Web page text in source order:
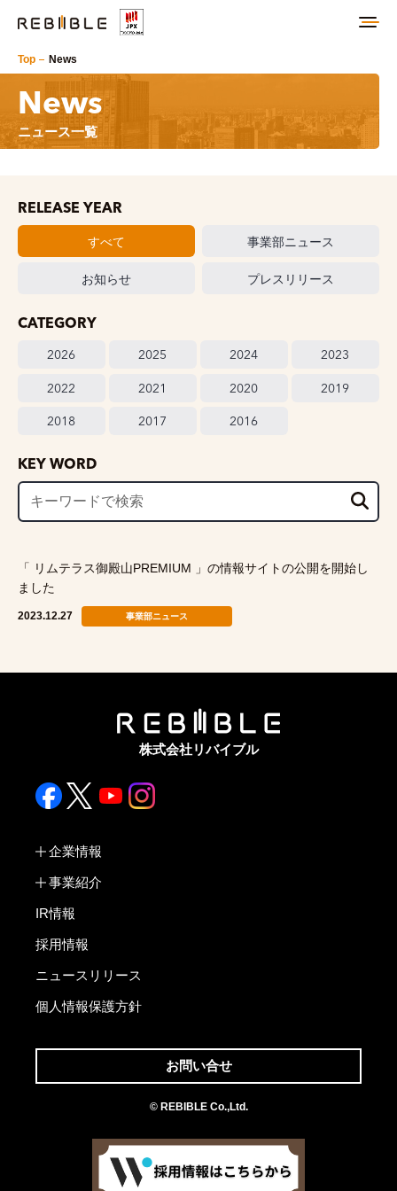
Top News
News
ニュース一覧
RELEASE YEAR
すべて 事業部ニュース
お知らせ プレスリリース
CATEGORY
2026 2025 2024 2023
2022 2021 2020 2019
2018 2017 2016
KEY WORD
2023.12.27 事業部ニュース
「 リムテラス御殿山PREMIUM 」の情報サイトの公開を開始し
ました
株式会社リバイブル
企業情報
事業紹介
IR情報
採用情報
ニュースリリース
個人情報保護方針
お問い合せ
© REBIBLE Co.,Ltd.